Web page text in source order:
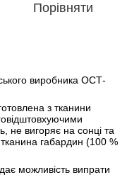
Порівняти
виробника ОСТ-
з тканини
не вигоряє на сонці та
габардин (100 %
можливість випрати